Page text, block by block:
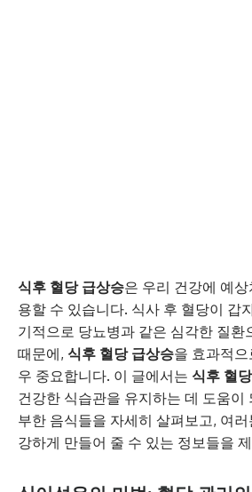
식후 혈당 급상승은 우리 건강에 예
용할 수 있습니다. 식사 후 혈당이 갑
기적으로 당뇨병과 같은 심각한 질환
때문에, 식후 혈당 급상승을 효과적
우 중요합니다. 이 글에서는 식후 혈
건강한 식습관을 유지하는 데 도움이
부한 음식들을 자세히 살펴보고, 여
강하게 만들어 줄 수 있는 정보들을